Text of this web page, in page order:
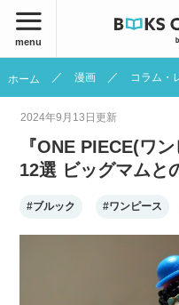
menu
ホーム 漫画 コラム・
2024年9月13日更新
『ONE PIECE(ワ
12選 ビッグマムと
#ブルック #ワンピース